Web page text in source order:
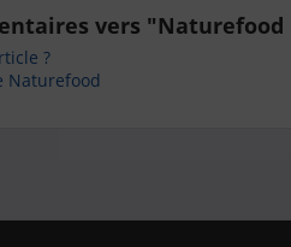
vers "Naturefood
?
Naturefood